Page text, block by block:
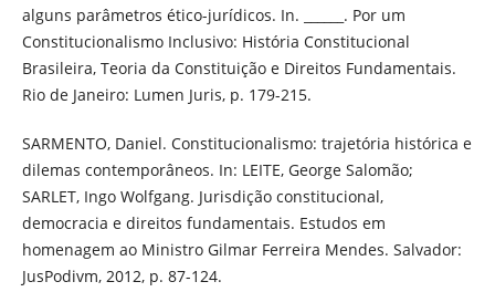
alguns parâmetros ético-jurídicos. In. ______. Por um
Constitucionalismo Inclusivo: História Constitucional
Brasileira, Teoria da Constituição e Direitos Fundamentais.
Rio de Janeiro: Lumen Juris, p. 179-215.
SARMENTO, Daniel. Constitucionalismo: trajetória histórica e
dilemas contemporâneos. In: LEITE, George Salomão;
SARLET, Ingo Wolfgang. Jurisdição constitucional,
democracia e direitos fundamentais. Estudos em
homenagem ao Ministro Gilmar Ferreira Mendes. Salvador:
JusPodivm, 2012, p. 87-124.